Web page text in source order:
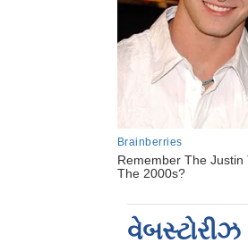
વેબસ્ટોરીઝ